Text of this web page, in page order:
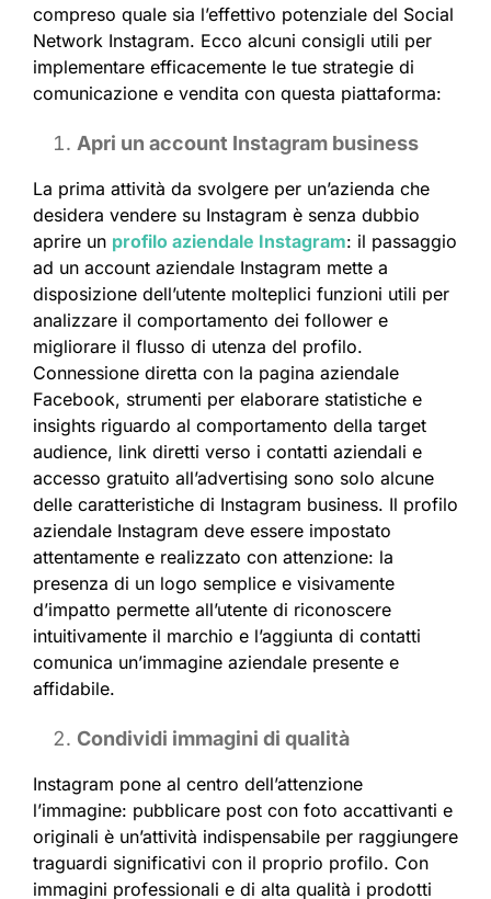
compreso quale sia l’effettivo potenziale del Social
Network Instagram. Ecco alcuni consigli utili per
implementare efficacemente le tue strategie di
comunicazione e vendita con questa piattaforma:
Apri un account Instagram business
La prima attività da svolgere per un’azienda che
desidera vendere su Instagram è senza dubbio
aprire un profilo aziendale Instagram: il passaggio
ad un account aziendale Instagram mette a
disposizione dell’utente molteplici funzioni utili per
analizzare il comportamento dei follower e
migliorare il flusso di utenza del profilo.
Connessione diretta con la pagina aziendale
Facebook, strumenti per elaborare statistiche e
insights riguardo al comportamento della target
audience, link diretti verso i contatti aziendali e
accesso gratuito all’advertising sono solo alcune
delle caratteristiche di Instagram business. Il profilo
aziendale Instagram deve essere impostato
attentamente e realizzato con attenzione: la
presenza di un logo semplice e visivamente
d’impatto permette all’utente di riconoscere
intuitivamente il marchio e l’aggiunta di contatti
comunica un’immagine aziendale presente e
affidabile.
Condividi immagini di qualità
Instagram pone al centro dell’attenzione
l’immagine: pubblicare post con foto accattivanti e
originali è un’attività indispensabile per raggiungere
traguardi significativi con il proprio profilo. Con
immagini professionali e di alta qualità i prodotti